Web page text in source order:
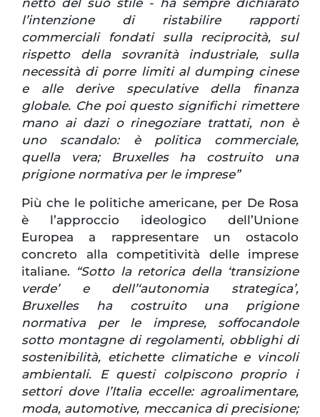
netto del suo stile - ha sempre dichiarato
l’intenzione di ristabilire rapporti
commerciali fondati sulla reciprocità, sul
rispetto della sovranità industriale, sulla
necessità di porre limiti al dumping cinese
e alle derive speculative della finanza
globale. Che poi questo significhi rimettere
mano ai dazi o rinegoziare trattati, non è
uno scandalo: è politica commerciale,
quella vera;
Bruxelles ha costruito una
prigione normativa per le imprese”
Più che le politiche americane, per De Rosa
è l’approccio ideologico dell’Unione
Europea a rappresentare un ostacolo
concreto alla competitività delle imprese
italiane. “Sotto la retorica della ‘transizione
verde’ e dell’‘autonomia strategica’,
Bruxelles ha costruito una prigione
normativa per le imprese, soffocandole
sotto montagne di regolamenti, obblighi di
sostenibilità, etichette climatiche e vincoli
ambientali. E questi colpiscono proprio i
settori dove l’Italia eccelle: agroalimentare,
moda, automotive, meccanica di precisione;